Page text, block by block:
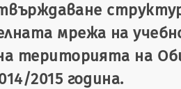
мрежа на
територията на
2015 година.